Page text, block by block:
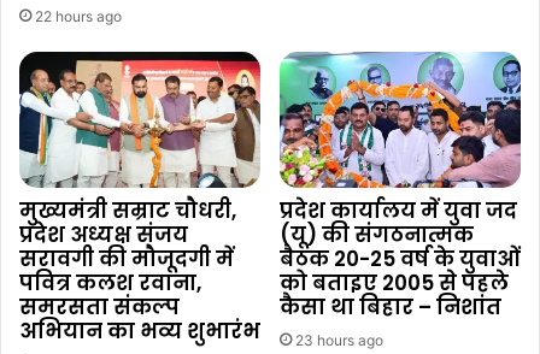
22 hours ago
मुख्यमंत्री सम्राट चौधरी,
प्रदेश अध्यक्ष संजय
सरावगी की मौजूदगी में
पवित्र कलश रवाना,
समरसता संकल्प
अभियान का भव्य शुभारंभ
प्रदेश कार्यालय में युवा जद
(यू) की संगठनात्मक
बैठक 20-25 वर्ष के युवाओं
को बताइए 2005 से पहले
कैसा था बिहार – निशांत
23 hours ago